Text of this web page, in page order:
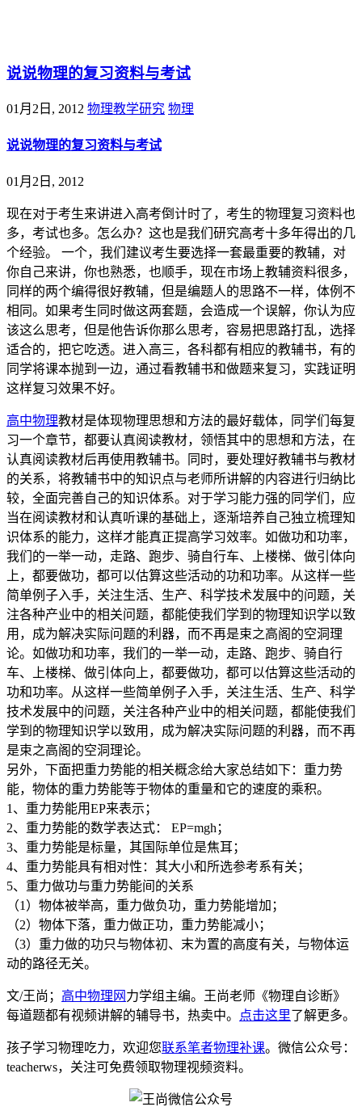
说说物理的复习资料与考试
01月2日, 2012 物理教学研究 物理
说说物理的复习资料与考试
01月2日, 2012
现在对于考生来讲进入高考倒计时了，考生的物理复习资料也
多，考试也多。怎么办？这也是我们研究高考十多年得出的几
个经验。 一个，我们建议考生要选择一套最重要的教辅，对
你自己来讲，你也熟悉，也顺手，现在市场上教辅资料很多，
同样的两个编得很好教辅，但是编题人的思路不一样，体例不
相同。如果考生同时做这两套题，会造成一个误解，你认为应
该这么思考，但是他告诉你那么思考，容易把思路打乱，选择
适合的，把它吃透。进入高三，各科都有相应的教辅书，有的
同学将课本抛到一边，通过看教辅书和做题来复习，实践证明
这样复习效果不好。
高中物理教材是体现物理思想和方法的最好载体，同学们每复
习一个章节，都要认真阅读教材，领悟其中的思想和方法，在
认真阅读教材后再使用教辅书。同时，要处理好教辅书与教材
的关系，将教辅书中的知识点与老师所讲解的内容进行归纳比
较，全面完善自己的知识体系。对于学习能力强的同学们，应
当在阅读教材和认真听课的基础上，逐渐培养自己独立梳理知
识体系的能力，这样才能真正提高学习效率。如做功和功率，
我们的一举一动，走路、跑步、骑自行车、上楼梯、做引体向
上，都要做功，都可以估算这些活动的功和功率。从这样一些
简单例子入手，关注生活、生产、科学技术发展中的问题，关
注各种产业中的相关问题，都能使我们学到的物理知识学以致
用，成为解决实际问题的利器，而不再是束之高阁的空洞理
论。如做功和功率，我们的一举一动，走路、跑步、骑自行
车、上楼梯、做引体向上，都要做功，都可以估算这些活动的
功和功率。从这样一些简单例子入手，关注生活、生产、科学
技术发展中的问题，关注各种产业中的相关问题，都能使我们
学到的物理知识学以致用，成为解决实际问题的利器，而不再
是束之高阁的空洞理论。
另外，下面把重力势能的相关概念给大家总结如下：重力势
能，物体的重力势能等于物体的重量和它的速度的乘积。
1、重力势能用EP来表示；
2、重力势能的数学表达式： EP=mgh；
3、重力势能是标量，其国际单位是焦耳；
4、重力势能具有相对性：其大小和所选参考系有关；
5、重力做功与重力势能间的关系
（1）物体被举高，重力做负功，重力势能增加；
（2）物体下落，重力做正功，重力势能减小；
（3）重力做的功只与物体初、末为置的高度有关，与物体运
动的路径无关。
文/王尚； 高中物理网 力学组主编。王尚老师《物理自诊断》
每道题都有视频讲解的辅导书，热卖中。
点击这里了解更多。
孩子学习物理吃力，欢迎您联系笔者物理补课。微信公众号：
teacherws，关注可免费领取物理视频资料。